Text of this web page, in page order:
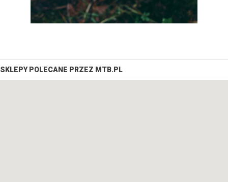
SKLEPY POLECANE PRZEZ MTB.PL